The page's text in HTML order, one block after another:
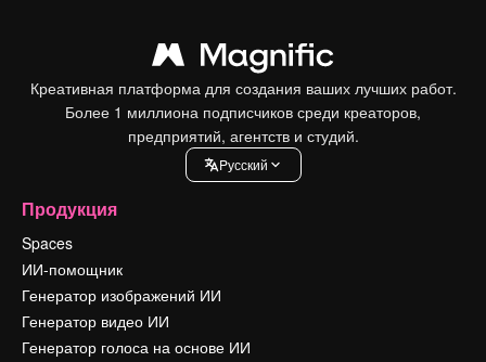
Креативная платформа для создания ваших лучших работ.
Более 1 миллиона подписчиков среди креаторов,
предприятий, агентств и студий.
Pусский
Продукция
Spaces
ИИ-помощник
Генератор изображений ИИ
Генератор видео ИИ
Генератор голоса на основе ИИ